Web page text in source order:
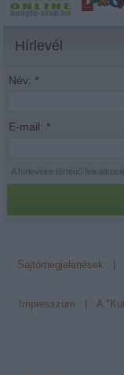
Hírlevél
Név: *
E-mail: *
A hírlevélre történő
Sajtómegjelenések
Impresszum A